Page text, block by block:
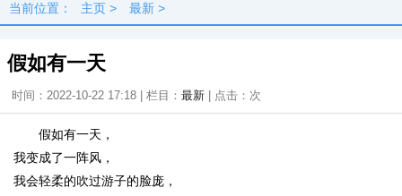
当前位置： 主页 > 最新 >
假如有一天
时间：2022-10-22 17:18 | 栏目： 最新 | 点击： 次
假如有一天，
我变成了一阵风，
我会轻柔的吹过游子的脸庞，